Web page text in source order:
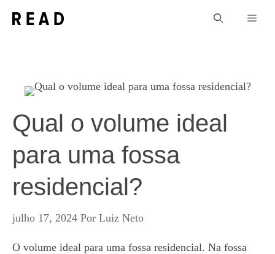
para
Qual o volume ideal
para uma fossa
residencial?
julho 17, 2024 Por Luiz Neto
O volume ideal para uma fossa residencial. Na fossa